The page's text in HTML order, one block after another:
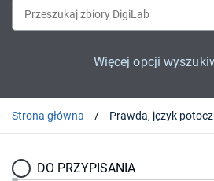
Więcej opcji
Strona główna Prawda, język
DO PRZYPISANIA